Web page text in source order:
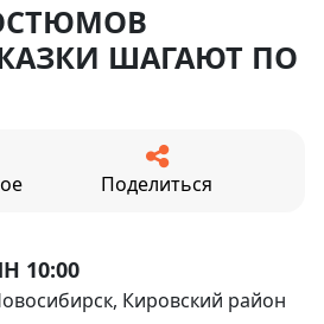
ШАГАЮТ ПО
Поделиться
10:00
Кировский район